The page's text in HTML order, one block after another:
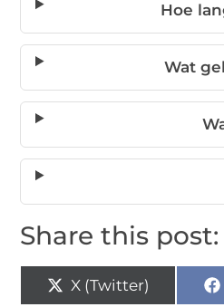
Hoe
Wat
Share this post:
X (Twitter)